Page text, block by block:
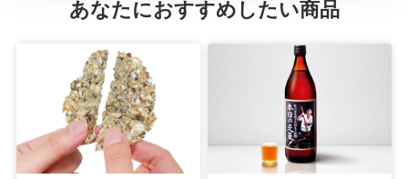
あなたにおすすめしたい商品